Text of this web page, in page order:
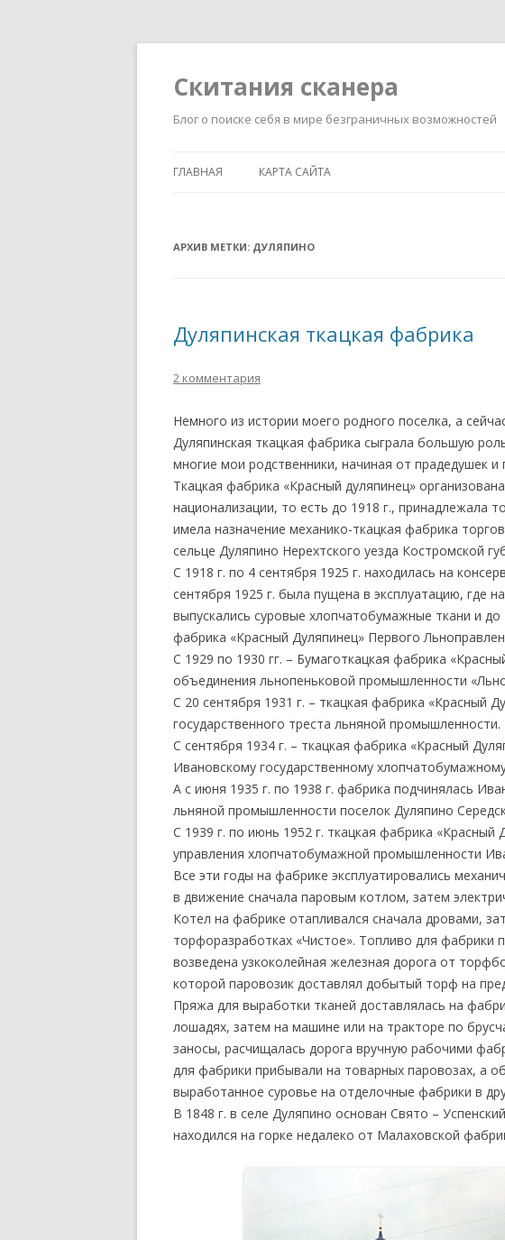
Скитания сканера
Блог о поиске себя в мире безграничных возможностей
ГЛАВНАЯ КАРТА САЙТА
АРХИВ МЕТКИ: ДУЛЯПИНО
Дуляпинская ткацкая фабрика
2 комментария
Немного из истории моего родного поселка, а
Дуляпинская ткацкая фабрика сыграла большую
многие мои родственники, начиная от прадедушек
Ткацкая фабрика «Красный дуляпинец»
национализации, то есть до 1918 г., принадлежала
имела назначение механико-ткацкая фабрика
сельце Дуляпино Нерехтского уезда Костромской
С 1918 г. по 4 сентября 1925 г. находилась на
сентября 1925 г. была пущена в эксплуатацию, где
выпускались суровые хлопчатобумажные ткани и до
фабрика «Красный Дуляпинец» Первого
С 1929 по 1930 гг. – Бумаготкацкая фабрика
объединения льнопеньковой промышленности
С 20 сентября 1931 г. – ткацкая фабрика «Красный
государственного треста льняной промышленности.
С сентября 1934 г. – ткацкая фабрика «Красный
Ивановскому государственному
А с июня 1935 г. по 1938 г. фабрика подчинялась
льняной промышленности поселок Дуляпино
С 1939 г. по июнь 1952 г. ткацкая фабрика «Красный
управления хлопчатобумажной промышленности
Все эти годы на фабрике эксплуатировались
в движение сначала паровым котлом, затем
Котел на фабрике отапливался сначала дровами,
торфоразработках «Чистое». Топливо для фабрики
возведена узкоколейная железная дорога от
которой паровозик доставлял добытый торф на
Пряжа для выработки тканей доставлялась на
лошадях, затем на машине или на тракторе по
заносы, расчищалась дорога вручную рабочими
для фабрики прибывали на товарных паровозах, а
выработанное суровье на отделочные фабрики в
В 1848 г. в селе Дуляпино основан Свято –
находился на горке недалеко от Малаховской